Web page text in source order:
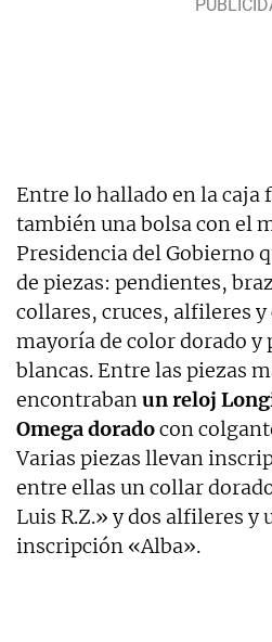
Entre lo hallado en la caja
también una bolsa con el
Presidencia del Gobierno
de piezas: pendientes,
collares, cruces, alfileres y
mayoría de color dorado y
blancas. Entre las piezas
encontrabanun reloj
Omega doradocon
Varias piezas llevan
entre ellas un collar
Luis R.Z.» y dos alfileres y
inscripción «Alba».